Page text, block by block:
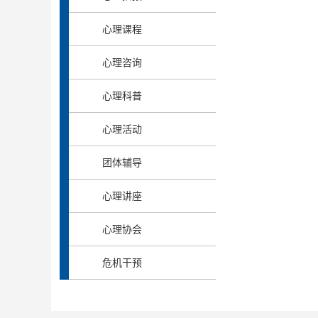
心理课程
心理咨询
心理科普
心理活动
团体辅导
心理讲座
心理协会
危机干预